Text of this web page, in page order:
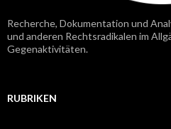
Recherche, Dokumentation und
und anderen Rechtsradikalen im
Gegenaktivitäten.
RUBRIKEN